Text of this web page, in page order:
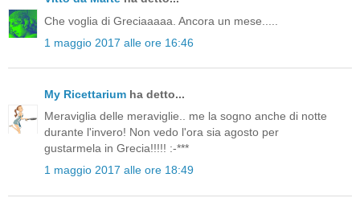
Che voglia di Greciaaaaa. Ancora un mese.....
1 maggio 2017 alle ore 16:46
My Ricettarium ha detto...
Meraviglia delle meraviglie.. me la sogno anche di notte
durante l'invero! Non vedo l'ora sia agosto per
gustarmela in Grecia!!!!! :-***
1 maggio 2017 alle ore 18:49